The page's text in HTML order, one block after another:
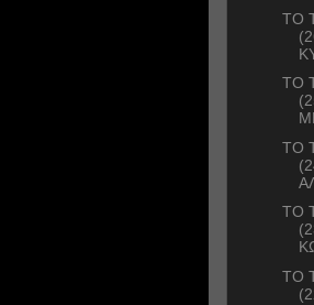
ΤΟ
ΤΟ
ΤΟ
ΤΟ
ΤΟ